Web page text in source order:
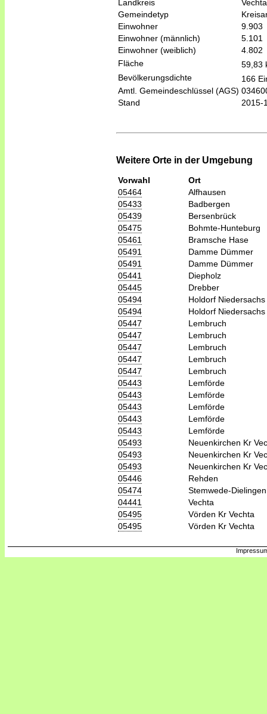
Landkreis
Vechta
Gemeindetyp
Einwohner
9.903
Einwohner (männlich)
5.101
Einwohner (weiblich)
4.802
Fläche
59,83
Bevölkerungsdichte
166
Amtl. Gemeindeschlüssel (AGS)
Stand
2015-
Weitere Orte in der Umgebung
Vorwahl
Ort
05464
Alfhausen
05433
Badbergen
05439
Bersenbrück
05475
Bohmte-Hunteburg
05461
Bramsche Hase
05491
Damme Dümmer
05491
Damme Dümmer
05441
Diepholz
05445
Drebber
05494
Holdorf Niedersachs
05494
Holdorf Niedersachs
05447
Lembruch
05447
Lembruch
05447
Lembruch
05447
Lembruch
05447
Lembruch
05443
Lemförde
05443
Lemförde
05443
Lemförde
05443
Lemförde
05443
Lemförde
05493
Neuenkirchen Kr
05493
Neuenkirchen Kr
05493
Neuenkirchen Kr
05446
Rehden
05474
Stemwede-Dielingen
04441
Vechta
05495
Vörden Kr Vechta
05495
Vörden Kr Vechta